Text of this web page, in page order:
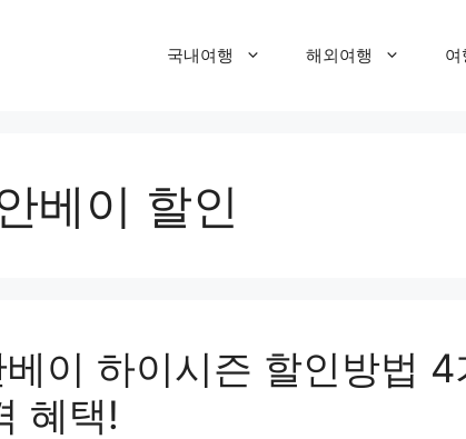
국내여행 해외여행 여
베이 할인
이 하이시즌 할인방법
혜택!